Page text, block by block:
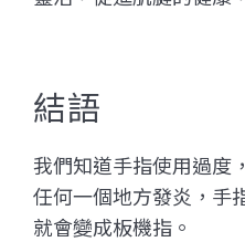
結語
我們知道手指使用過度
任何一個地方發炎，手
就會變成板機指。